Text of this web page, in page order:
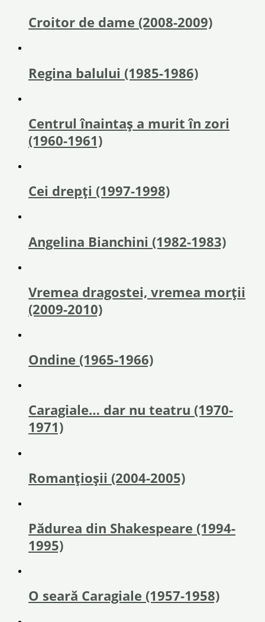
Croitor de dame (2008-2009)
Regina balului (1985-1986)
Centrul înaintaş a murit în zori
(1960-1961)
Cei drepți (1997-1998)
Angelina Bianchini (1982-1983)
Vremea dragostei, vremea morţii
(2009-2010)
Ondine (1965-1966)
Caragiale… dar nu teatru (1970-
1971)
Romanțioșii (2004-2005)
Pădurea din Shakespeare (1994-
1995)
O seară Caragiale (1957-1958)